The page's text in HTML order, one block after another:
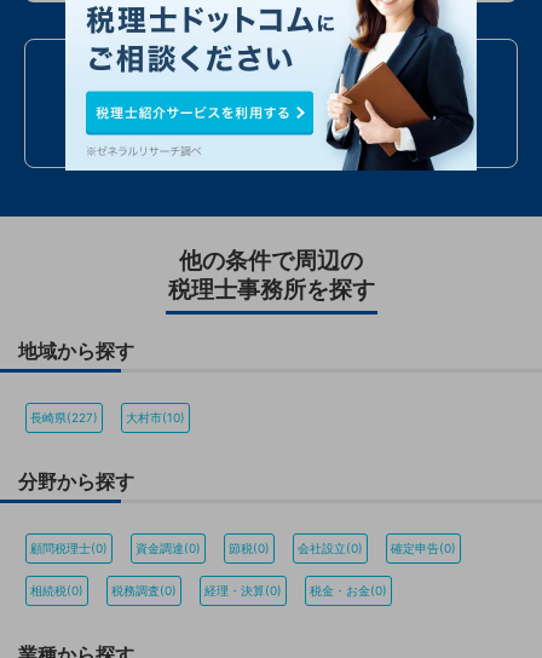
お電話での問い合わせ
050 7586 6224
24時間受付 全国対応 最短当日
他の条件で周辺の
税理士事務所を探す
地域から探す
長崎県(227) 大村市(10)
分野から探す
顧問税理士(0) 資金調達(0) 節税(0) 会社設立(0) 確定申告(0)
相続税(0) 税務調査(0) 経理・決算(0) 税金・お金(0)